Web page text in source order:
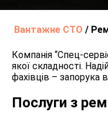
Вантажне СТО /
Компанія “Спец-
якої складності.
фахівців – запорука
Послуги з